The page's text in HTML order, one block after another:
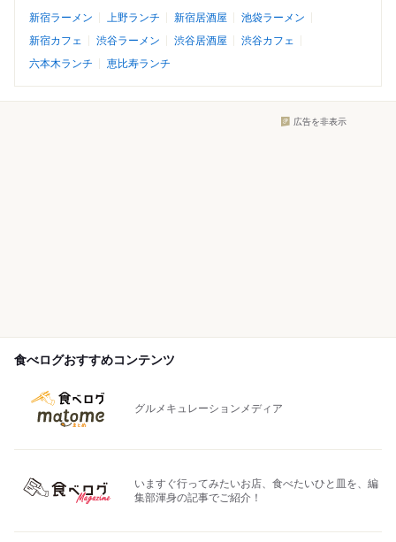
新宿ラーメン
上野ランチ 新宿居酒屋
池袋ラーメン
新宿カフェ
渋谷ラーメン 渋谷居酒屋
渋谷カフェ
六本木ランチ
恵比寿ランチ
広告を非表示
食べログおすすめコンテンツ
グルメキュレーションメディア
いますぐ行ってみたいお店、食べたいひと皿を、編
集部渾身の記事でご紹介！